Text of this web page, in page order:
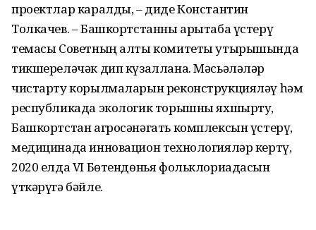
проектлар каралды, – диде Константин
Толкачев. – Башкортстанны арытаба үстерү
темасы Советның алты комитеты утырышында
тикшереләчәк дип күзаллана. Мәсьәләләр
чистарту корылмаларын реконструкцияләү һәм
республикада экологик торышны яхшырту,
Башкортстан агросәнәгать комплексын үстерү,
медицинада инновацион технологияләр кертү,
2020 елда VI Бөтендөнья фольклориадасын
үткәрүгә бәйле.